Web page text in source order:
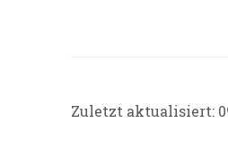
Zuletzt aktualisiert: